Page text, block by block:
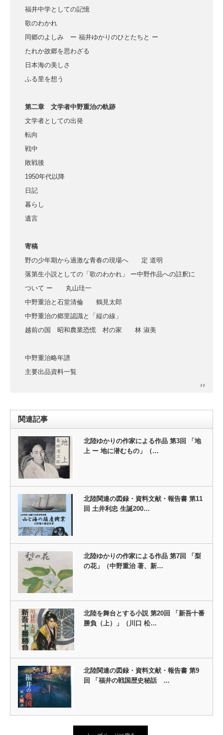
福井中学としての記憶
歌のわかれ
同郷のよしみ ー 福井ゆかりのひとたちと ー
たれか故郷を思わざる
日本海の美しさ
ふる里を想う
第二章 文学者中野重治の軌跡
文学者としての出発
転向
戦中
敗戦後
1950年代以降
日記
暮らし
遺言
寄稿
野の少年期から過激な青春の現場へ 定 道明
落第生小説としての「歌のわかれ」 ー中野作品への註釈に
ついて ー 丸山珪一
中野重治と石堂清倫 鶴見太郎
中野重治の郷里認識と「縦の線」
越前の国 昭和農業恐慌 村の家 林 淑美
中野重治略年譜
主要出品資料一覧
関連記事
北陸ゆかりの作家による作品 第3回 「地
上 ー 地に潜むもの」（…
北陸関連の図録・資料文献・報告書 第11
回 土井利忠 生誕200…
北陸ゆかりの作家による作品 第7回 「梨
の花」（中野重治 著、新…
北陸を舞台とする小説 第20回 「新吾十番
勝負（上）」（川口 松…
北陸関連の図録・資料文献・報告書 第9
回 「福井の戦国歴史秘話 …